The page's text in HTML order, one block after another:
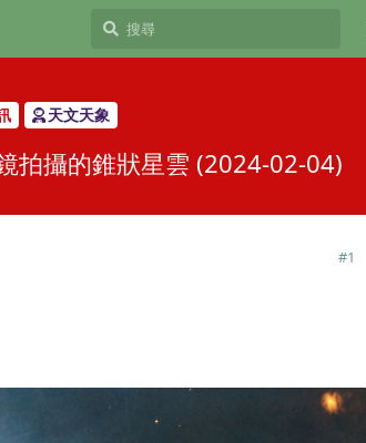
天文天象
拍攝的錐狀星雲 (2024-02-04)
#1